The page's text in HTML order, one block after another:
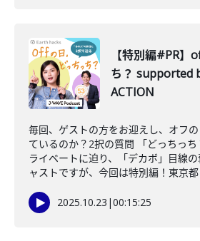
【特別編#PR】
ち？ supported
ACTION
毎回、ゲストの方をお迎えし、オフ
ているのか？2択の質問 「どっちっ
ライベートに迫り、「デカボ」目線
ャストですが、今回は特別編！東京都
2025.10.23 |00:15:25